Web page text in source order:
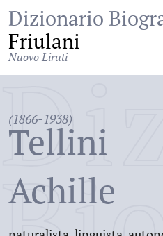
Dizionario
Friulani
Nuovo Liruti
(1866-1938)
Tellini
Achille